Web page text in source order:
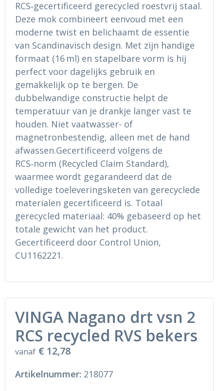
Ondergoed en Sokken
Regenkleding
Gereedschap
Schoenen
Hoofdbescherming
Gehoorbescherming
Ademhalingsbescherming
Sokken en Nachtkleding
Regenkleding
Schoenen
Gilets
RCS‑gecertificeerd gerecycled roestvrij staal.
Deze mok combineert eenvoud met een
moderne twist en belichaamt de essentie
van Scandinavisch design. Met zijn handige
formaat (16 ml) en stapelbare vorm is hij
perfect voor dagelijks gebruik en
gemakkelijk op te bergen. De
dubbelwandige constructie helpt de
temperatuur van je drankje langer vast te
houden. Niet vaatwasser- of
magnetronbestendig, alleen met de hand
afwassen.Gecertificeerd volgens de
RCS‑norm (Recycled Claim Standard),
waarmee wordt gegarandeerd dat de
volledige toeleveringsketen van gerecyclede
materialen gecertificeerd is. Totaal
gerecycled materiaal: 40% gebaseerd op het
totale gewicht van het product.
Gecertificeerd door Control Union,
CU1162221.
VINGA Nagano drt vsn 2
RCS recycled RVS bekers
vanaf € 12,78
Artikelnummer: 218077